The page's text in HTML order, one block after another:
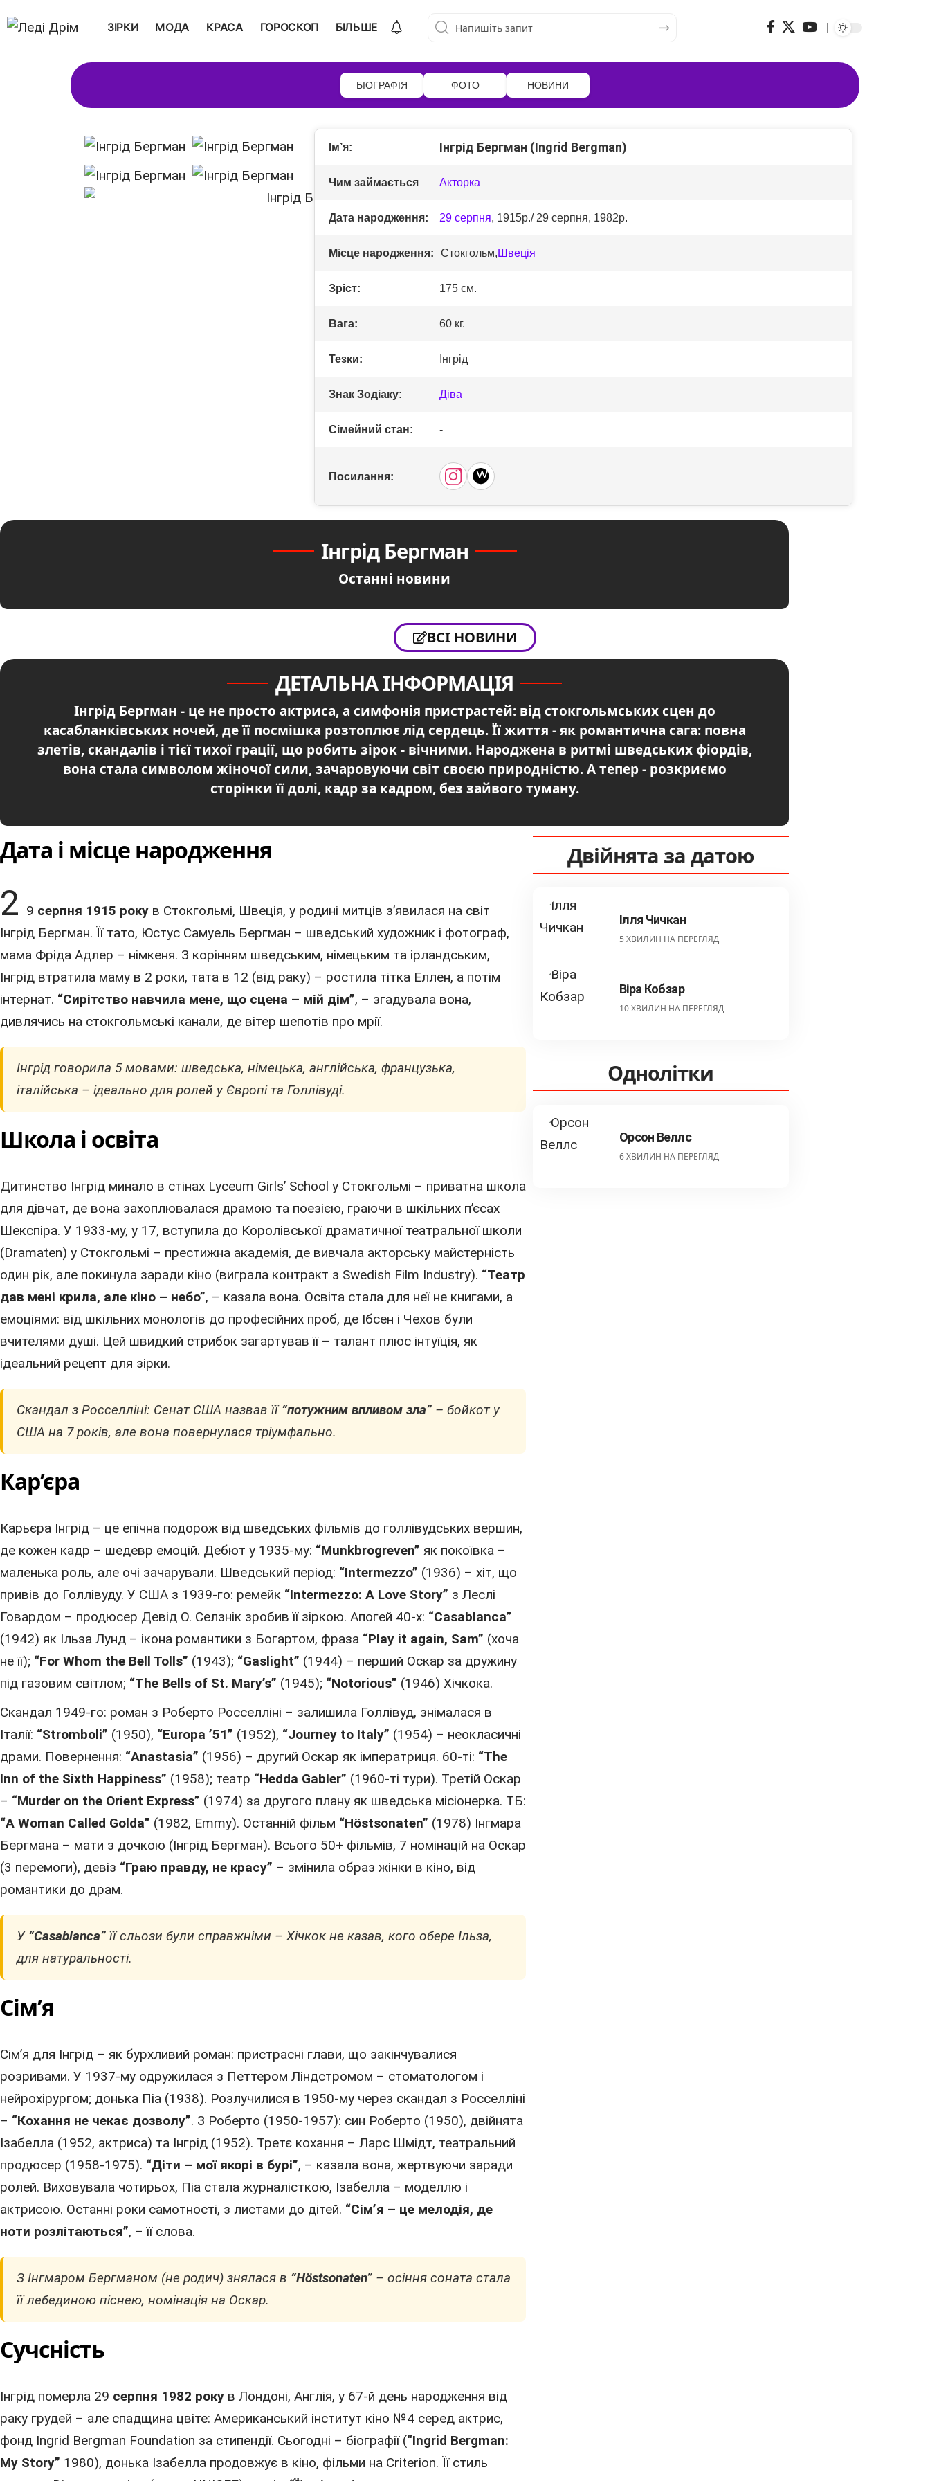
ЗІРКИ МОДА КРАСА ГОРОСКОП БІЛЬШЕ
БІОГРАФІЯ ФОТО НОВИНИ
Ім’я: Інгрід Бергман (Ingrid Bergman)
Чим займається Акторка
Дата народження: 29 серпня, 1915р./ 29 серпня, 1982р.
Місце народження: Стокгольм, Швеція
Зріст: 175 см.
Вага: 60 кг.
Тезки: Інгрід
Знак Зодіаку: Діва
Сімейний стан: -
Посилання:
Інгрід Бергман
Останні новини
ВСІ НОВИНИ
ДЕТАЛЬНА ІНФОРМАЦІЯ
Інгрід Бергман - це не просто актриса, а симфонія пристрастей: від стокгольмських сцен до
касабланківських ночей, де її посмішка розтоплює лід сердець. Її життя - як романтична сага: повна
злетів, скандалів і тієї тихої грації, що робить зірок - вічними. Народжена в ритмі шведських фіордів,
вона стала символом жіночої сили, зачаровуючи світ своєю природністю. А тепер - розкриємо
сторінки її долі, кадр за кадром, без зайвого туману.
Дата і місце народження
2 9 серпня 1915 року в Стокгольмі, Швеція, у родині митців з’явилася на світ
Інгрід Бергман. Її тато, Юстус Самуель Бергман – шведський художник і фотограф,
мама Фріда Адлер – німкеня. З корінням шведським, німецьким та ірландським,
Інгрід втратила маму в 2 роки, тата в 12 (від раку) – ростила тітка Еллен, а потім
інтернат. “Сирітство навчила мене, що сцена – мій дім”, – згадувала вона,
дивлячись на стокгольмські канали, де вітер шепотів про мрії.
Інгрід говорила 5 мовами: шведська, німецька, англійська, французька,
італійська – ідеально для ролей у Європі та Голлівуді.
Школа і освіта
Дитинство Інгрід минало в стінах Lyceum Girls’ School у Стокгольмі – приватна школа
для дівчат, де вона захоплювалася драмою та поезією, граючи в шкільних п’єсах
Шекспіра. У 1933-му, у 17, вступила до Королівської драматичної театральної школи
(Dramaten) у Стокгольмі – престижна академія, де вивчала акторську майстерність
один рік, але покинула заради кіно (виграла контракт з Swedish Film Industry). “Театр
дав мені крила, але кіно – небо”, – казала вона. Освіта стала для неї не книгами, а
емоціями: від шкільних монологів до професійних проб, де Ібсен і Чехов були
вчителями душі. Цей швидкий стрибок загартував її – талант плюс інтуїція, як
ідеальний рецепт для зірки.
Скандал з Росселліні: Сенат США назвав її“потужним впливом зла” – бойкот у
США на 7 років, але вона повернулася тріумфально.
Кар’єра
Карьєра Інгрід – це епічна подорож від шведських фільмів до голлівудських вершин,
де кожен кадр – шедевр емоцій. Дебют у 1935-му: “Munkbrogreven” як покоївка –
маленька роль, але очі зачарували. Шведський період: “Intermezzo” (1936) – хіт, що
привів до Голлівуду. У США з 1939-го: ремейк “Intermezzo: A Love Story” з Леслі
Говардом – продюсер Девід О. Селзнік зробив її зіркою. Апогей 40-х: “Casablanca”
(1942) як Ільза Лунд – ікона романтики з Богартом, фраза “Play it again, Sam” (хоча
не її); “For Whom the Bell Tolls” (1943); “Gaslight” (1944) – перший Оскар за дружину
під газовим світлом; “The Bells of St. Mary’s” (1945); “Notorious” (1946) Хічкока.
Скандал 1949-го: роман з Роберто Росселліні – залишила Голлівуд, знімалася в
Італії: “Stromboli” (1950), “Europa ’51” (1952), “Journey to Italy” (1954) – неокласичні
драми. Повернення: “Anastasia” (1956) – другий Оскар як імператриця. 60-ті: “The
Inn of the Sixth Happiness” (1958); театр “Hedda Gabler” (1960-ті тури). Третій Оскар
– “Murder on the Orient Express” (1974) за другого плану як шведська місіонерка. ТБ:
“A Woman Called Golda” (1982, Emmy). Останній фільм “Höstsonaten” (1978) Інгмара
Бергмана – мати з дочкою (Інгрід Бергман). Всього 50+ фільмів, 7 номінацій на Оскар
(3 перемоги), девіз “Граю правду, не красу” – змінила образ жінки в кіно, від
романтики до драм.
У “Casablanca” її сльози були справжніми – Хічкок не казав, кого обере Ільза,
для натуральності.
Сім’я
Сім’я для Інгрід – як бурхливий роман: пристрасні глави, що закінчувалися
розривами. У 1937-му одружилася з Петтером Ліндстромом – стоматологом і
нейрохірургом; донька Піа (1938). Розлучилися в 1950-му через скандал з Росселліні
– “Кохання не чекає дозволу”. З Роберто (1950-1957): син Роберто (1950), двійнята
Ізабелла (1952, актриса) та Інгрід (1952). Третє кохання – Ларс Шмідт, театральний
продюсер (1958-1975). “Діти – мої якорі в бурі”, – казала вона, жертвуючи заради
ролей. Виховувала чотирьох, Піа стала журналісткою, Ізабелла – моделлю і
актрисою. Останні роки самотності, з листами до дітей. “Сім’я – це мелодія, де
ноти розлітаються”, – її слова.
З Інгмаром Бергманом (не родич) знялася в “Höstsonaten” – осіння соната стала
її лебединою піснею, номінація на Оскар.
Сучсність
Інгрід померла 29 серпня 1982 року в Лондоні, Англія, у 67-й день народження від
раку грудей – але спадщина цвіте: Американський інститут кіно №4 серед актрис,
фонд Ingrid Bergman Foundation за стипендії. Сьогодні – біографії (“Ingrid Bergman:
My Story” 1980), донька Ізабелла продовжує в кіно, фільми на Criterion. Її стиль
Двійнята за датою
Ілля Чичкан
5 ХВИЛИН НА ПЕРЕГЛЯД
Віра Кобзар
10 ХВИЛИН НА ПЕРЕГЛЯД
Однолітки
Орсон Веллс
6 ХВИЛИН НА ПЕРЕГЛЯД